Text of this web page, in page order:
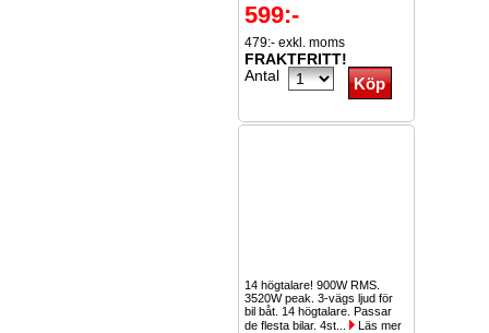
599:-
479:- exkl. moms
FRAKTFRITT!
Antal
14 högtalare! 900W RMS.
3520W peak. 3-vägs ljud för
bil båt. 14 högtalare. Passar
de flesta bilar. 4st...
Läs mer